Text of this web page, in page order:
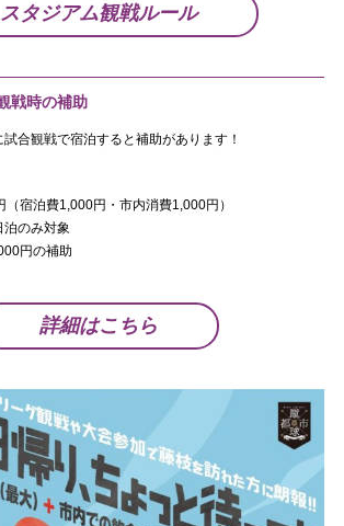
スタジアム観戦ルール
戦時の補助
合観戦で宿泊すると補助があります！
宿泊費1,000円・市内消費1,000円）
のみ対象
円の補助
詳細はこちら